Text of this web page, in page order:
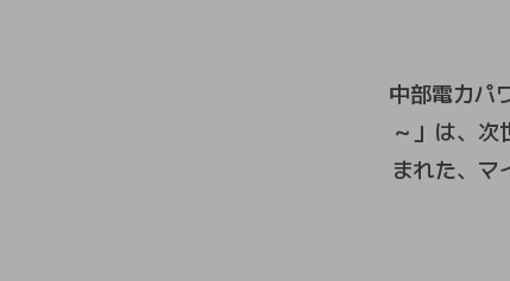
中部電力パ
～」は、次
まれた、マ